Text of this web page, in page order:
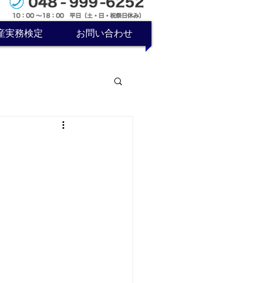
実務検定 お問い合わせ